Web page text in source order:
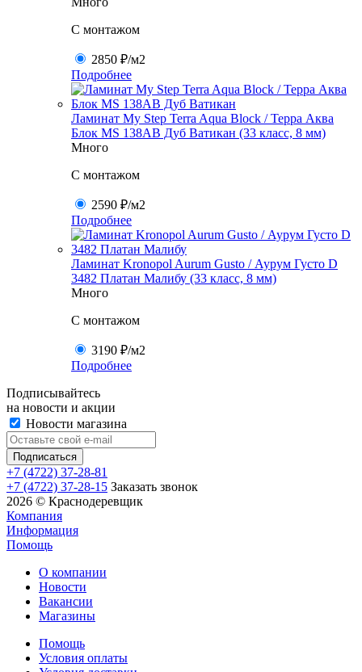
C монтажом
2850 ₽/м2
Подробнее
Ламинат My Step Terra Aqua Block / Терра Аква
Блок MS 138AB Дуб Ватикан (33 класс, 8 мм)
Много
C монтажом
2590 ₽/м2
Подробнее
Ламинат Kronopol Aurum Gusto / Аурум Густо D
3482 Платан Малибу (33 класс, 8 мм)
Много
C монтажом
3190 ₽/м2
Подробнее
Подписывайтесь
на новости и акции
Новости магазина
+7 (4722) 37-28-81
+7 (4722) 37-28-15 Заказать звонок
2026 © Краснодеревщик
Компания
Информация
Помощь
О компании
Новости
Вакансии
Магазины
Помощь
Условия оплаты